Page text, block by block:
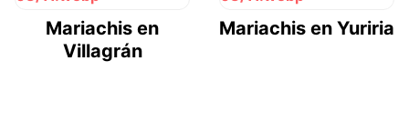
Mariachis en
Villagrán
Mariachis en Yuriria